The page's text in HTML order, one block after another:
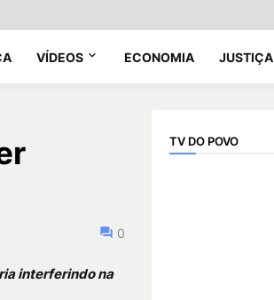
VÍDEOS ECONOMIA JUSTIÇA
0
interferindo na
TV DO POVO